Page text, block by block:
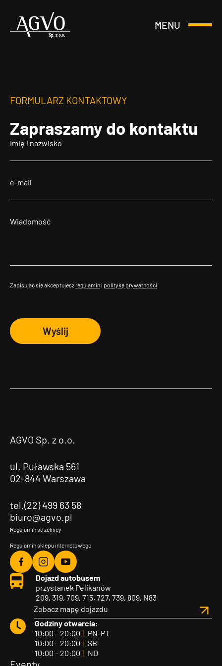
Header
MENU
Otwórz
FORMULARZ KONTAKTOWY
Zapraszamy do kontaktu
Zapisując się akceptujesz regulamin i politykę prywatności
Wyślij
AGVO Sp. z o.o.
ul. Puławska 561
02-844 Warszawa
tel.(22) 499 63 58
biuro@agvo.pl
Regulamin strzelnicy
Regulamin sklepu internetowego
Agvo
Facebook
Agvo
Instagram
Agvo
YouTube
Dojazd autobusem
przystanek Pelikanów
209, 319, 709, 715, 727, 739, 809, N83
Zobacz mapę dojazdu
Godziny otwarcia:
10:00 – 20:00 | PN-PT
10:00 – 20:00 | SB
10:00 – 20:00 | ND